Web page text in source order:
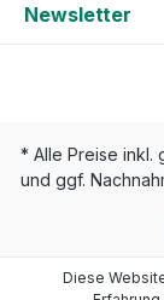
Newsletter
* Alle Preise inkl.
und ggf.
Diese